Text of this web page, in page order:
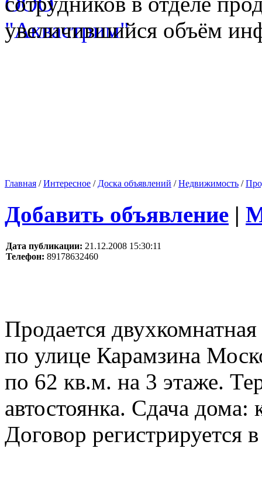
увеличившийся объём
Главная /Интересное / Доска объявлений /Недвижимость /
Добавить объявление |
Дата публикации: 21.12.2008 15:30:11
Телефон: 89178632460
Продается
по улице Карамзина
по 62 кв.м. на 3 этаже.
автостоянка. Сдача дома:
Договор регистрируется